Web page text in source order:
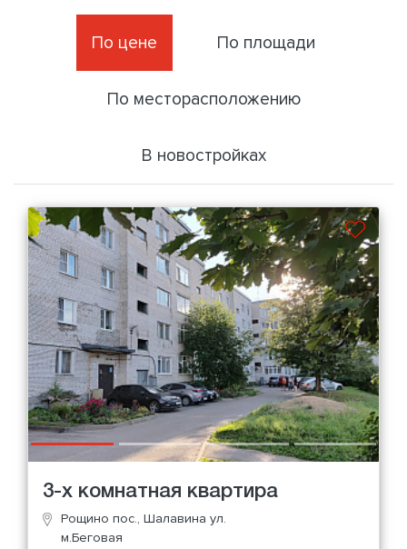
По цене По площади
По месторасположению
В новостройках
3-х комнатная квартира
Рощино пос., Шалавина ул.
м.Беговая